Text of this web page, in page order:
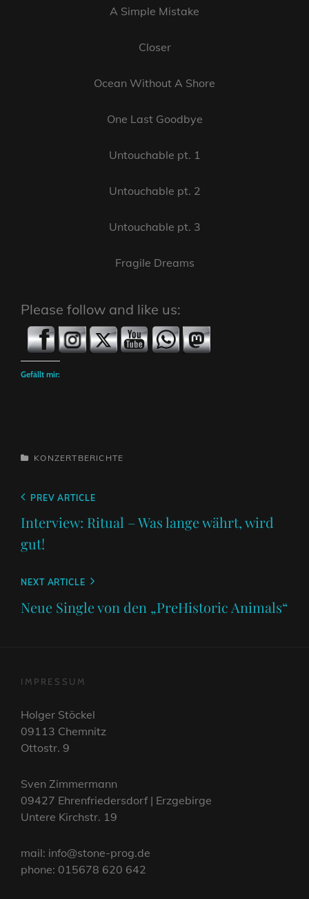
A Simple Mistake
Closer
Ocean Without A Shore
One Last Goodbye
Untouchable pt. 1
Untouchable pt. 2
Untouchable pt. 3
Fragile Dreams
Please follow and like us:
Gefällt mir:
CATEGORIES
KONZERTBERICHTE
Beitragsnavigation
Previous
PREV ARTICLE
Interview: Ritual – Was lange währt, wird
gut!
Next
NEXT ARTICLE
Neue Single von den „PreHistoric Animals“
IMPRESSUM
Holger Stöckel
09113 Chemnitz
Ottostr. 9
Sven Zimmermann
09427 Ehrenfriedersdorf | Erzgebirge
Untere Kirchstr. 19
mail: info@stone-prog.de
phone: 015678 620 642